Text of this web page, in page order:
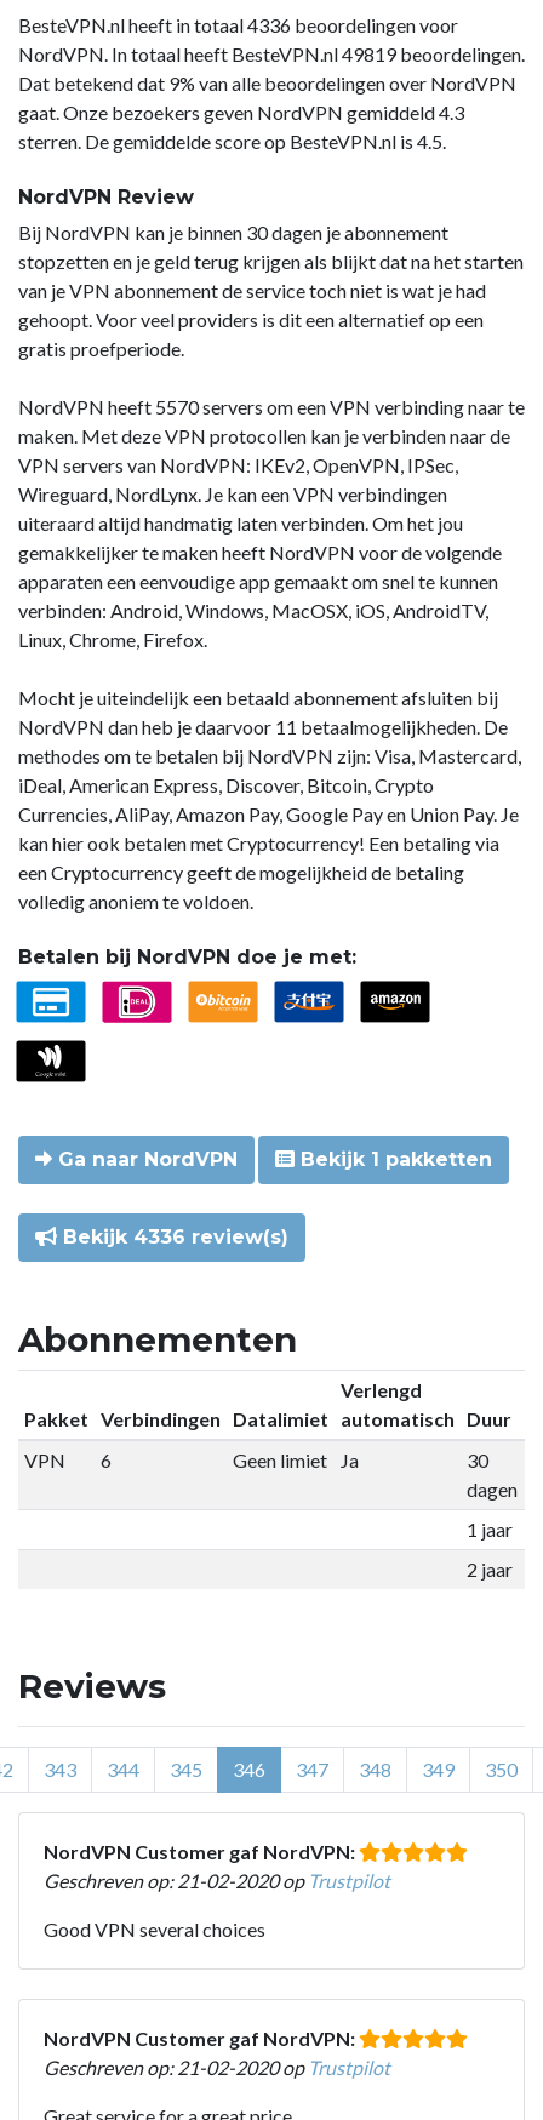
BesteVPN.nl heeft in totaal 4336 beoordelingen voor
NordVPN. In totaal heeft BesteVPN.nl 49819 beoordelingen.
Dat betekend dat 9% van alle beoordelingen over NordVPN
gaat. Onze bezoekers geven NordVPN gemiddeld 4.3
sterren. De gemiddelde score op BesteVPN.nl is 4.5.
NordVPN Review
Bij NordVPN kan je binnen 30 dagen je abonnement
stopzetten en je geld terug krijgen als blijkt dat na het starten
van je VPN abonnement de service toch niet is wat je had
gehoopt. Voor veel providers is dit een alternatief op een
gratis proefperiode.
NordVPN heeft 5570 servers om een VPN verbinding naar te
maken. Met deze VPN protocollen kan je verbinden naar de
VPN servers van NordVPN: IKEv2, OpenVPN, IPSec,
Wireguard, NordLynx. Je kan een VPN verbindingen
uiteraard altijd handmatig laten verbinden. Om het jou
gemakkelijker te maken heeft NordVPN voor de volgende
apparaten een eenvoudige app gemaakt om snel te kunnen
verbinden: Android, Windows, MacOSX, iOS, AndroidTV,
Linux, Chrome, Firefox.
Mocht je uiteindelijk een betaald abonnement afsluiten bij
NordVPN dan heb je daarvoor 11 betaalmogelijkheden. De
methodes om te betalen bij NordVPN zijn: Visa, Mastercard,
iDeal, American Express, Discover, Bitcoin, Crypto
Currencies, AliPay, Amazon Pay, Google Pay en Union Pay. Je
kan hier ook betalen met Cryptocurrency! Een betaling via
een Cryptocurrency geeft de mogelijkheid de betaling
volledig anoniem te voldoen.
Betalen bij NordVPN doe je met:
Ga naar NordVPN Bekijk 1 pakketten
Bekijk 4336 review(s)
Abonnementen
Pakket Verbindingen Datalimiet
Verlengd
automatisch
Duur
VPN
6 Geen limiet Ja
30
dagen
1 jaar
2 jaar
Reviews
343 344 345 346 347 348 349 350
NordVPN Customer gaf NordVPN:
Geschreven op: 21-02-2020 op Trustpilot
Good VPN several choices
NordVPN Customer gaf NordVPN:
Geschreven op: 21-02-2020 op Trustpilot
Great service for a great price